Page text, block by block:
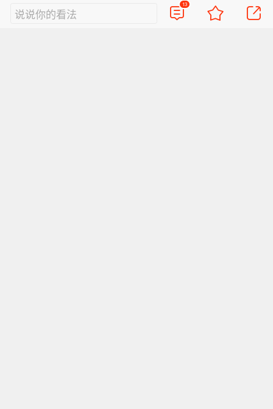
好的评论会让人崇拜 查看13条评论
说说你的看法
13